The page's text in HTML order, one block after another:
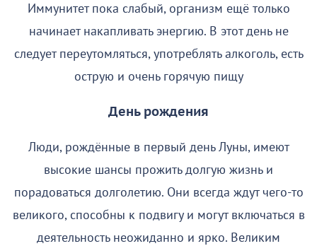
Иммунитет пока слабый, организм ещё только
начинает накапливать энергию. В этот день не
следует переутомляться, употреблять алкоголь, есть
острую и очень горячую пищу
День рождения
Люди, рождённые в первый день Луны, имеют
высокие шансы прожить долгую жизнь и
порадоваться долголетию. Они всегда ждут чего-то
великого, способны к подвигу и могут включаться в
деятельность неожиданно и ярко. Великим